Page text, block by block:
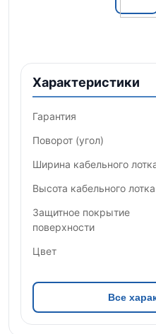
Характеристики
Гарантия
Поворот (угол)
Ширина кабельного
Высота кабельного лотка
Защитное покрытие
поверхности
Цвет
Все